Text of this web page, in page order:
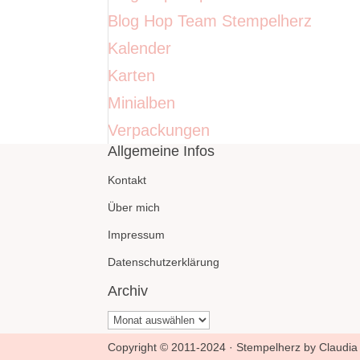
Blog Hop Team Stempelherz
Kalender
Karten
Minialben
Verpackungen
Allgemeine Infos
Kontakt
Über mich
Impressum
Datenschutzerklärung
Archiv
Archiv
Copyright © 2011-2024 · Stempelherz by